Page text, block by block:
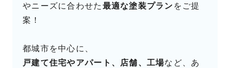
やニーズに合わせた 最適な塗装プラン をご提
案！
都城市を中心に、
戸建て住宅やアパート、店舗、工場など、あ